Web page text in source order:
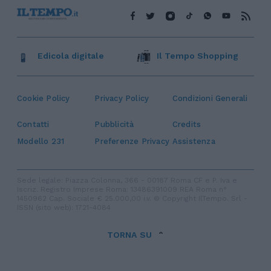
Cookie Policy Privacy Policy Condizioni Generali
Contatti Pubblicità
Credits
Modello 231
Preferenze Privacy Assistenza
Edicola digitale Il Tempo Shopping
TORNA SU